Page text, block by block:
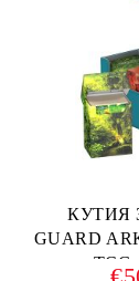
КУТИЯ
GUARD
TCG